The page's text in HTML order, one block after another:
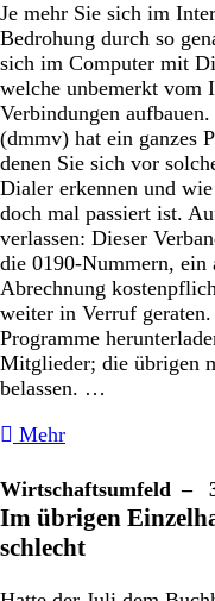
Je mehr Sie sich im
Bedrohung durch so
sich im Computer mit
welche unbemerkt vom
Verbindungen
(dmmv) hat ein ganzes
denen Sie sich vor
Dialer erkennen und
doch mal passiert ist.
verlassen: Dieser
die 0190-Nummern,
Abrechnung
weiter in Verruf
Programme
Mitglieder; die übrigen
belassen. …
Mehr
Wirtschaftsumfeld –
Im übrigen
schlecht